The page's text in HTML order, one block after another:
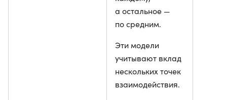
а остальное —
по средним.
Эти модели
учитывают вклад
нескольких точек
взаимодействия.